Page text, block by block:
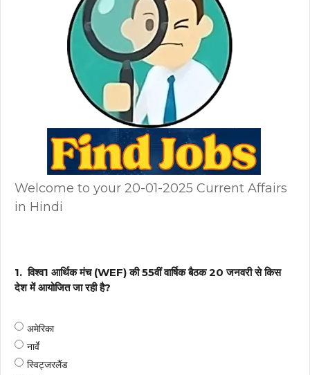
Welcome to your 20-01-2025 Current Affairs
in Hindi
1. विश्व1 आर्थिक मंच (WEF) की 55वीं वार्षिक बैठक 20 जनवरी से किस
देश में आयोजित जा रही है?
अमेरिका
नार्वे
स्विट्जरलैंड